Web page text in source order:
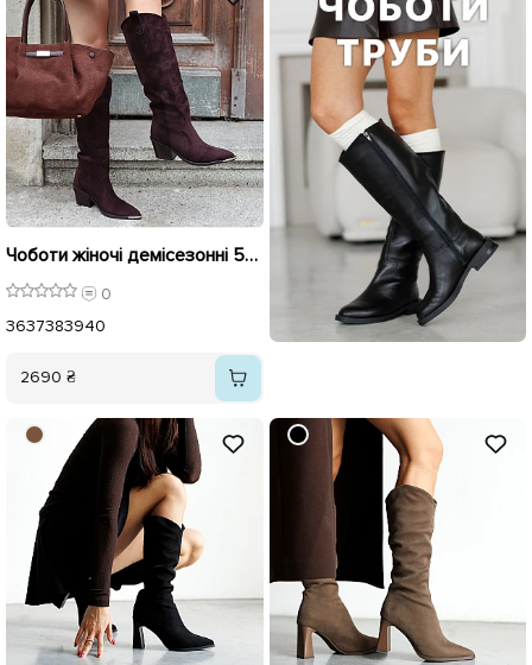
Чоботи жіночі демісезонні 595947 Коричневі
0
3637383940
2690 ₴